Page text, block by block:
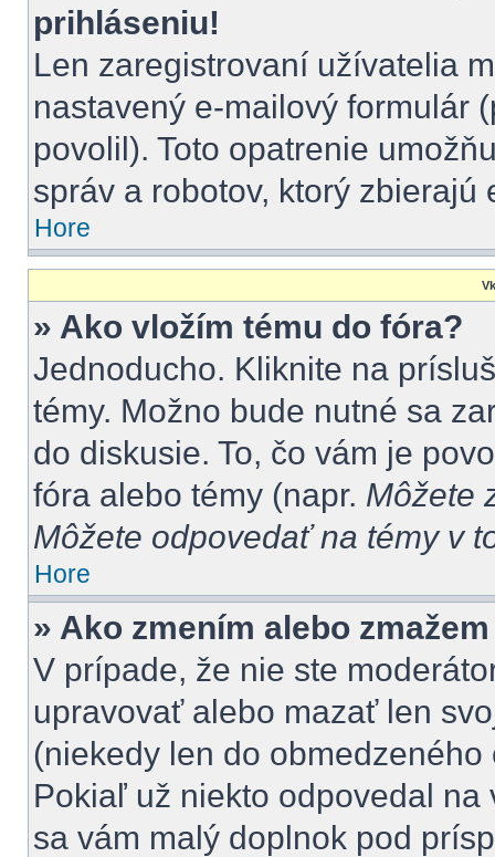
prihláseniu!
Len zaregistrovaní užívatelia
nastavený e-mailový formulár
povolil). Toto opatrenie
správ a robotov, ktorý zbierajú
Hore
» Ako vložím tému do fóra?
Jednoducho. Kliknite na
témy. Možno bude nutné sa
do diskusie. To, čo vám je
fóra alebo témy (napr. Môžete
Môžete odpovedať na témy v
Hore
» Ako zmením alebo
V prípade, že nie ste
upravovať alebo mazať len
(niekedy len do
Pokiaľ už niekto odpovedal
sa vám malý doplnok pod